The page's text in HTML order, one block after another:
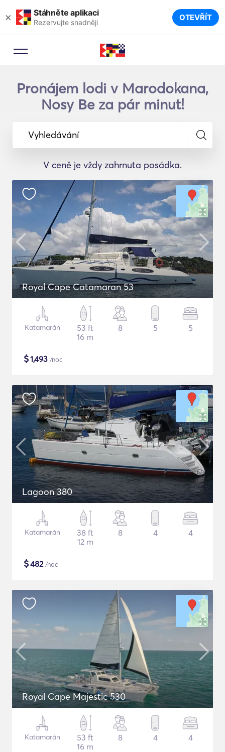
× Stáhněte aplikaci
Rezervujte snadněji OTEVŘÍT
Pronájem lodi v Marodokana,
Nosy Be za pár minut!
Vyhledávání
V ceně je vždy zahrnuta posádka.
Royal Cape Catamaran 53
Katamarán
53 ft
16 m
8 5 5
$1,493 /noc
Lagoon 380
Katamarán
38 ft
12 m
8 4 4
$482/noc
Royal Cape Majestic 530
Katamarán
53 ft
16 m
8 4 4